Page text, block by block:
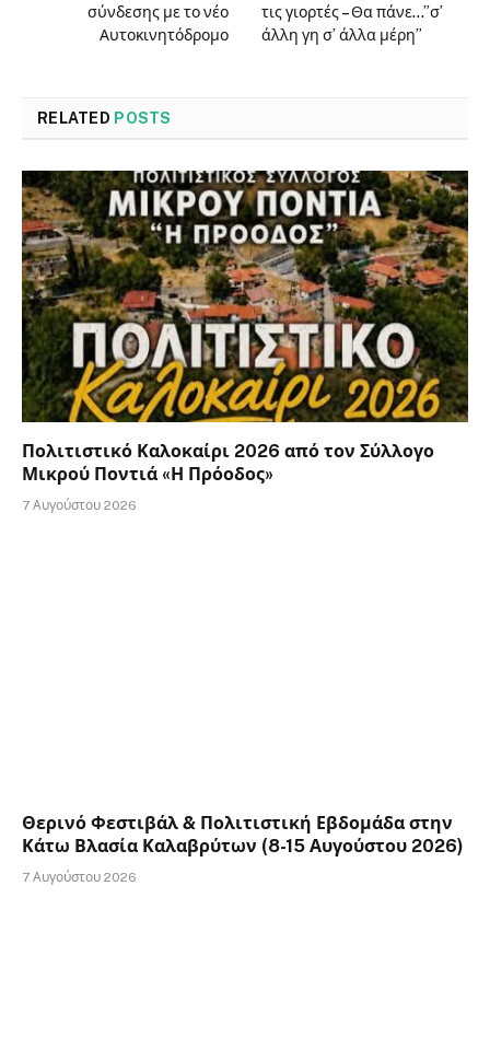
σύνδεσης με το νέο
Αυτοκινητόδρομο
τις γιορτές – Θα πάνε…”σ’
άλλη γη σ’ άλλα μέρη”
RELATED POSTS
Πολιτιστικό Καλοκαίρι 2026 από τον Σύλλογο
Μικρού Ποντιά «Η Πρόοδος»
7 Αυγούστου 2026
Θερινό Φεστιβάλ & Πολιτιστική Εβδομάδα στην
Κάτω Βλασία Καλαβρύτων (8-15 Αυγούστου 2026)
7 Αυγούστου 2026